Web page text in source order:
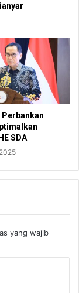
SDA
yang wajib